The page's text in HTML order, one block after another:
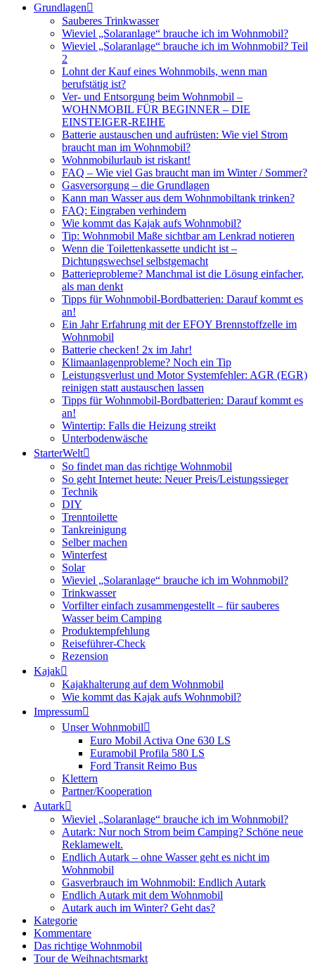
Grundlagen
Sauberes Trinkwasser
Wieviel „Solaranlage“ brauche ich im Wohnmobil?
Wieviel „Solaranlage“ brauche ich im Wohnmobil? Teil
2
Lohnt der Kauf eines Wohnmobils, wenn man
berufstätig ist?
Ver- und Entsorgung beim Wohnmobil –
WOHNMOBIL FÜR BEGINNER – DIE
EINSTEIGER-REIHE
Batterie austauschen und aufrüsten: Wie viel Strom
braucht man im Wohnmobil?
Wohnmobilurlaub ist riskant!
FAQ – Wie viel Gas braucht man im Winter / Sommer?
Gasversorgung – die Grundlagen
Kann man Wasser aus dem Wohnmobiltank trinken?
FAQ: Eingraben verhindern
Wie kommt das Kajak aufs Wohnmobil?
Tip: Wohnmobil Maße sichtbar am Lenkrad notieren
Wenn die Toilettenkassette undicht ist –
Dichtungswechsel selbstgemacht
Batterieprobleme? Manchmal ist die Lösung einfacher,
als man denkt
Tipps für Wohnmobil-Bordbatterien: Darauf kommt es
an!
Ein Jahr Erfahrung mit der EFOY Brennstoffzelle im
Wohnmobil
Batterie checken! 2x im Jahr!
Klimaanlagenprobleme? Noch ein Tip
Leistungsverlust und Motor Systemfehler: AGR (EGR)
reinigen statt austauschen lassen
Tipps für Wohnmobil-Bordbatterien: Darauf kommt es
an!
Wintertip: Falls die Heizung streikt
Unterbodenwäsche
StarterWelt
So findet man das richtige Wohnmobil
So geht Internet heute: Neuer Preis/Leistungssieger
Technik
DIY
Trenntoilette
Tankreinigung
Selber machen
Winterfest
Solar
Wieviel „Solaranlage“ brauche ich im Wohnmobil?
Trinkwasser
Vorfilter einfach zusammengestellt – für sauberes
Wasser beim Camping
Produktempfehlung
Reiseführer-Check
Rezension
Kajak
Kajakhalterung auf dem Wohnmobil
Wie kommt das Kajak aufs Wohnmobil?
Impressum
Unser Wohnmobil
Euro Mobil Activa One 630 LS
Euramobil Profila 580 LS
Ford Transit Reimo Bus
Klettern
Partner/Kooperation
Autark
Wieviel „Solaranlage“ brauche ich im Wohnmobil?
Autark: Nur noch Strom beim Camping? Schöne neue
Reklamewelt.
Endlich Autark – ohne Wasser geht es nicht im
Wohnmobil
Gasverbrauch im Wohnmobil: Endlich Autark
Endlich Autark mit dem Wohnmobil
Autark auch im Winter? Geht das?
Kategorie
Kommentare
Das richtige Wohnmobil
Tour de Weihnachtsmarkt